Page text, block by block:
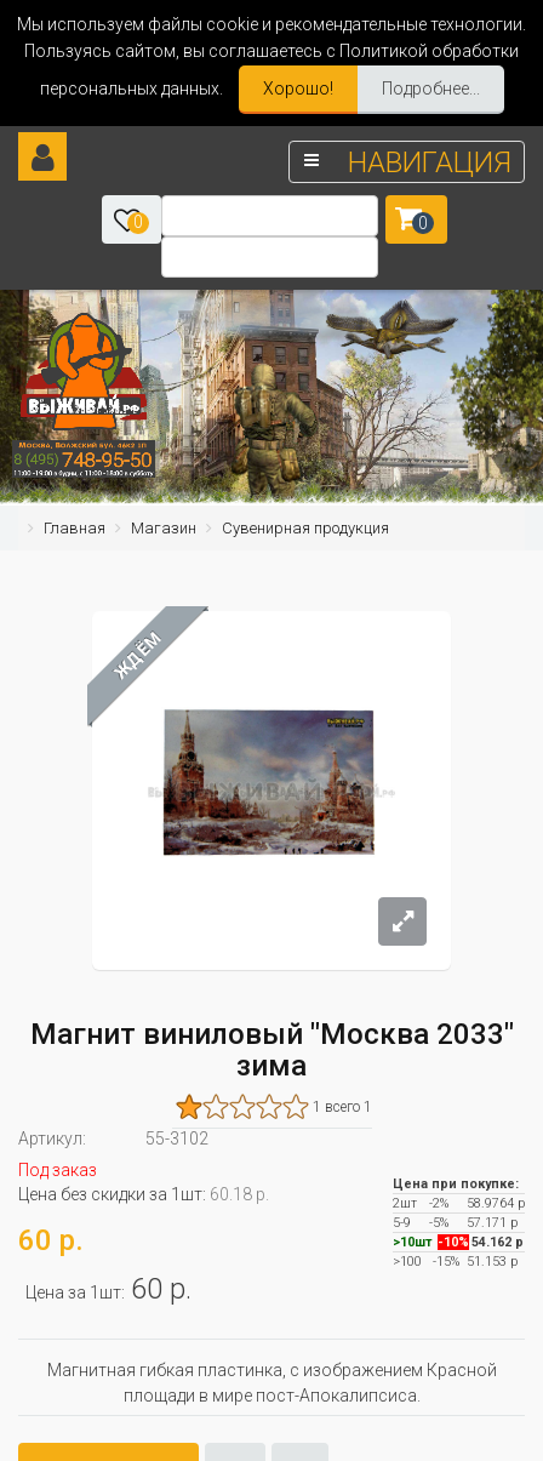
Мы используем файлы cookie и рекомендательные технологии.
Пользуясь сайтом, вы соглашаетесь с Политикой обработки
персональных данных.
Хорошо! Подробнее...
НАВИГАЦИЯ
0 0
Главная Магазин Сувенирная продукция
ЖДЁМ
Магнит виниловый "Москва 2033"
зима
1 всего 1
Артикул:
55-3102
Под заказ
Цена без скидки за 1шт: 60.18 р.
60 р.
Цена за 1шт: 60 р.
Цена при покупке:
2шт
-2%
58.9764 р
5-9
-5%
57.171 р
>10шт -10% 54.162 р
>100
-15% 51.153 р
Магнитная гибкая пластинка, с изображением Красной
площади в мире пост-Апокалипсиса.